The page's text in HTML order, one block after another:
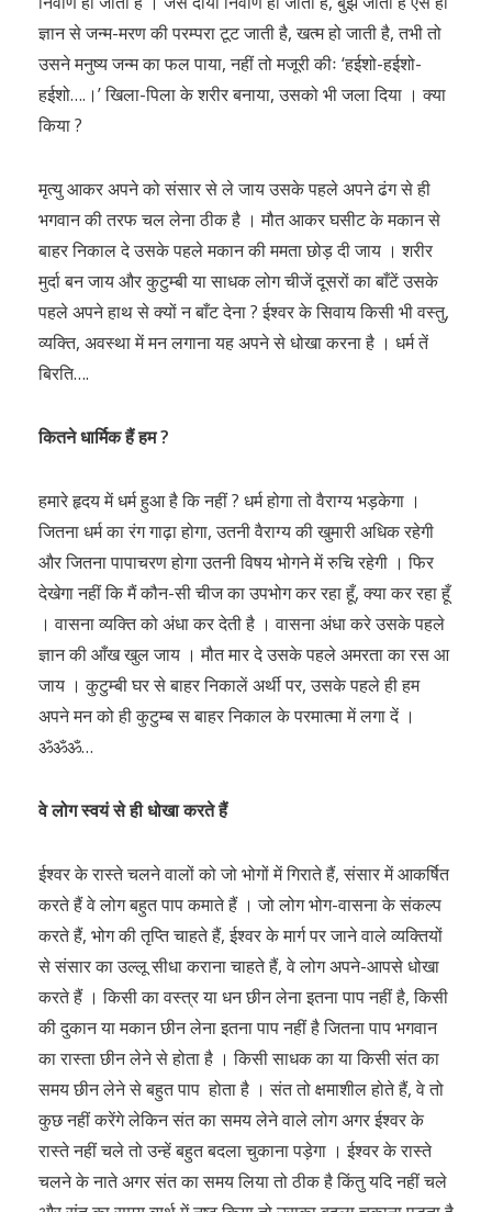
ज्ञान से जन्म-मरण की परम्परा टूट जाती है, खत्म हो जाती है, तभी तो
उसने मनुष्य जन्म का फल पाया, नहीं तो मजूरी कीः ‘हईशो-हईशो-
हईशो….।’ खिला-पिला के शरीर बनाया, उसको भी जला दिया । क्या
किया ?
मृत्यु आकर अपने को संसार से ले जाय उसके पहले अपने ढंग से ही
भगवान की तरफ चल लेना ठीक है । मौत आकर घसीट के मकान से
बाहर निकाल दे उसके पहले मकान की ममता छोड़ दी जाय । शरीर
मुर्दा बन जाय और कुटुम्बी या साधक लोग चीजें दूसरों का बाँटें उसके
पहले अपने हाथ से क्यों न बाँट देना ? ईश्वर के सिवाय किसी भी वस्तु,
व्यक्ति, अवस्था में मन लगाना यह अपने से धोखा करना है । धर्म तें
बिरति….
कितने धार्मिक हैं हम ?
हमारे हृदय में धर्म हुआ है कि नहीं ? धर्म होगा तो वैराग्य भड़केगा ।
जितना धर्म का रंग गाढ़ा होगा, उतनी वैराग्य की खुमारी अधिक रहेगी
और जितना पापाचरण होगा उतनी विषय भोगने में रुचि रहेगी । फिर
देखेगा नहीं कि मैं कौन-सी चीज का उपभोग कर रहा हूँ, क्या कर रहा हूँ
। वासना व्यक्ति को अंधा कर देती है । वासना अंधा करे उसके पहले
ज्ञान की आँख खुल जाय । मौत मार दे उसके पहले अमरता का रस आ
जाय । कुटुम्बी घर से बाहर निकालें अर्थी पर, उसके पहले ही हम
अपने मन को ही कुटुम्ब स बाहर निकाल के परमात्मा में लगा दें ।
ॐॐॐ…
वे लोग स्वयं से ही धोखा करते हैं
ईश्वर के रास्ते चलने वालों को जो भोगों में गिराते हैं, संसार में आकर्षित
करते हैं वे लोग बहुत पाप कमाते हैं । जो लोग भोग-वासना के संकल्प
करते हैं, भोग की तृप्ति चाहते हैं, ईश्वर के मार्ग पर जाने वाले व्यक्तियों
से संसार का उल्लू सीधा कराना चाहते हैं, वे लोग अपने-आपसे धोखा
करते हैं । किसी का वस्त्र या धन छीन लेना इतना पाप नहीं है, किसी
की दुकान या मकान छीन लेना इतना पाप नहीं है जितना पाप भगवान
का रास्ता छीन लेने से होता है । किसी साधक का या किसी संत का
समय छीन लेने से बहुत पाप होता है । संत तो क्षमाशील होते हैं, वे तो
कुछ नहीं करेंगे लेकिन संत का समय लेने वाले लोग अगर ईश्वर के
रास्ते नहीं चले तो उन्हें बहुत बदला चुकाना पड़ेगा । ईश्वर के रास्ते
चलने के नाते अगर संत का समय लिया तो ठीक है किंतु यदि नहीं चले